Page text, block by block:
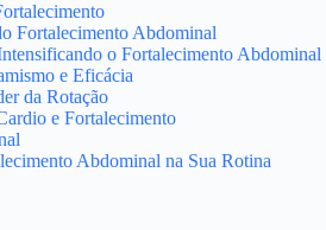
Fortalecimento Abdominal
o Fortalecimento Abdominal
e Eficácia
da Rotação
e Fortalecimento
Abdominal na Sua Rotina